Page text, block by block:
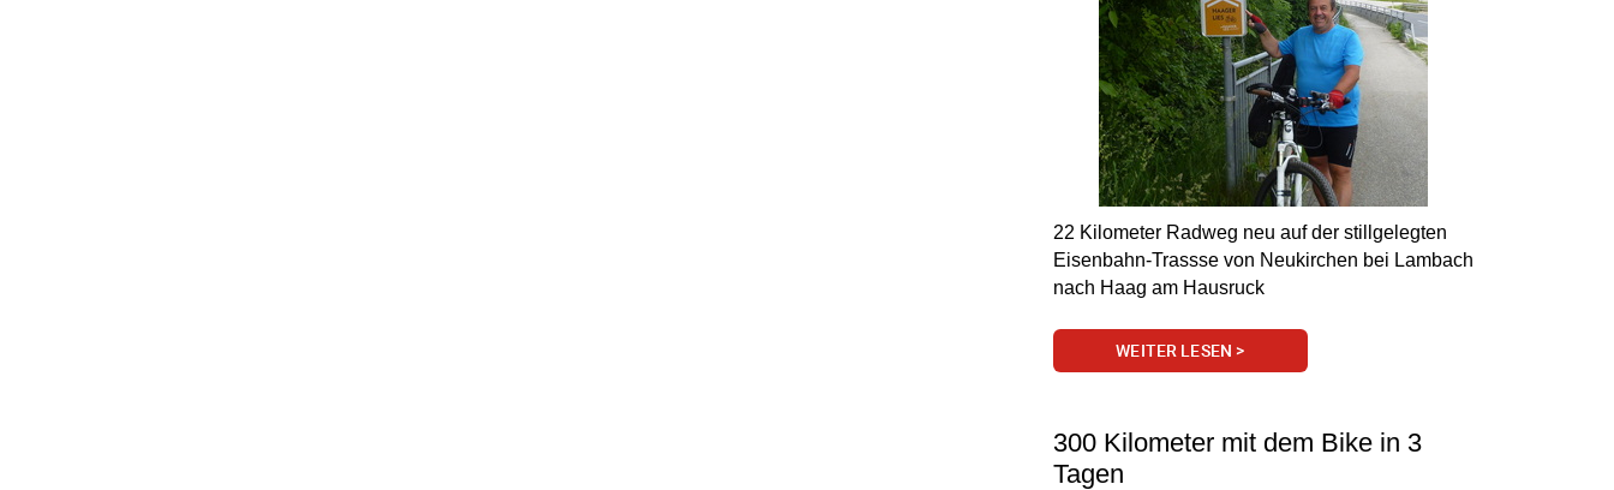
22 Kilometer Radweg neu auf der stillgelegten
Eisenbahn-Trassse von Neukirchen bei Lambach
nach Haag am Hausruck
WEITER LESEN >
300 Kilometer mit dem Bike in 3
Tagen